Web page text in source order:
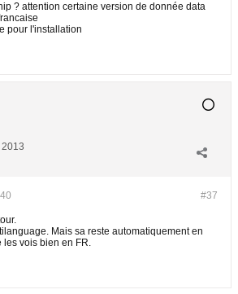
? attention certaine version de donnée data
pour l'installation
#37
Mais sa reste automatiquement en
les vois bien en FR.